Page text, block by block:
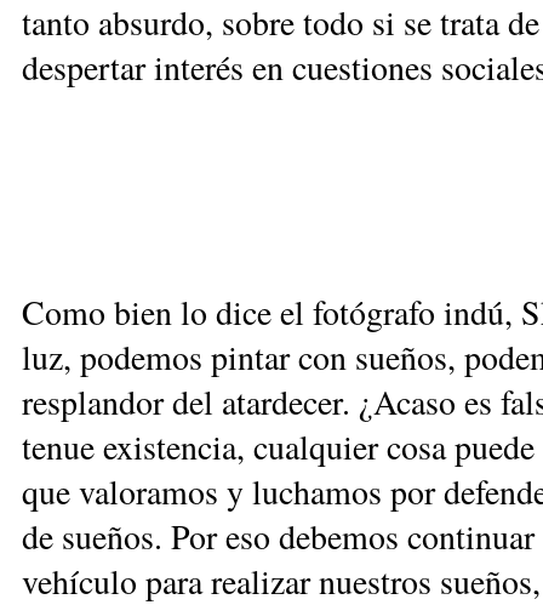
tanto absurdo, sobre todo si se trata
despertar interés en cuestiones
Como bien lo dice el fotógrafo indú,
luz, podemos pintar con sueños,
resplandor del atardecer. ¿Acaso es
tenue existencia, cualquier cosa
que valoramos y luchamos por
de sueños. Por eso debemos
vehículo para realizar nuestros